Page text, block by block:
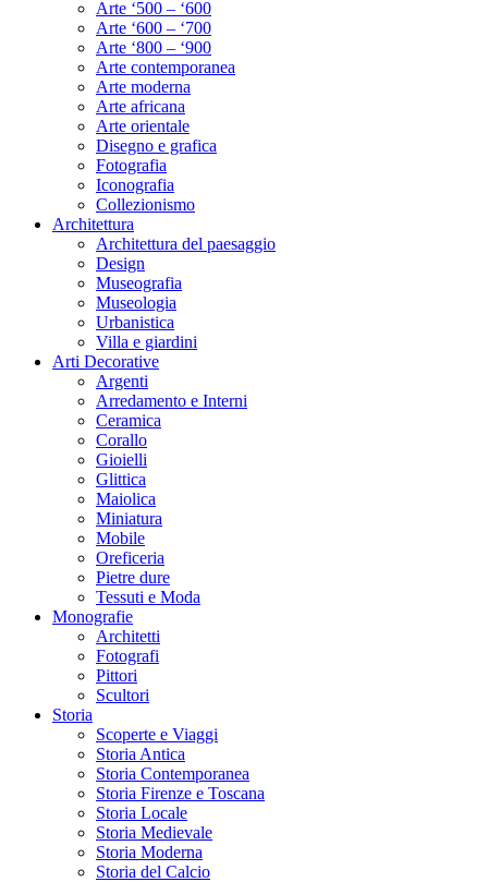
Arte ‘500 – ‘600
Arte ‘600 – ‘700
Arte ‘800 – ‘900
Arte contemporanea
Arte moderna
Arte africana
Arte orientale
Disegno e grafica
Fotografia
Iconografia
Collezionismo
Architettura
Architettura del paesaggio
Design
Museografia
Museologia
Urbanistica
Villa e giardini
Arti Decorative
Argenti
Arredamento e Interni
Ceramica
Corallo
Gioielli
Glittica
Maiolica
Miniatura
Mobile
Oreficeria
Pietre dure
Tessuti e Moda
Monografie
Architetti
Fotografi
Pittori
Scultori
Storia
Scoperte e Viaggi
Storia Antica
Storia Contemporanea
Storia Firenze e Toscana
Storia Locale
Storia Medievale
Storia Moderna
Storia del Calcio